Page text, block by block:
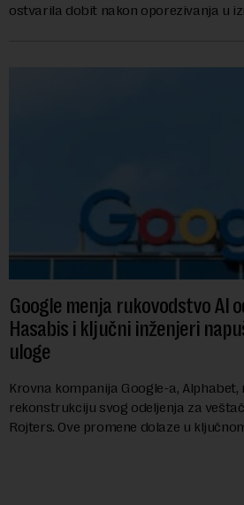
ostvarila dobit nakon oporezivanja u
Google menja rukovodstvo AI
Hasabis i ključni inženjeri
uloge
Krovna kompanija Google-a, Alphabet,
rekonstrukciju svog odeljenja za
Rojters. Ove promene dolaze u